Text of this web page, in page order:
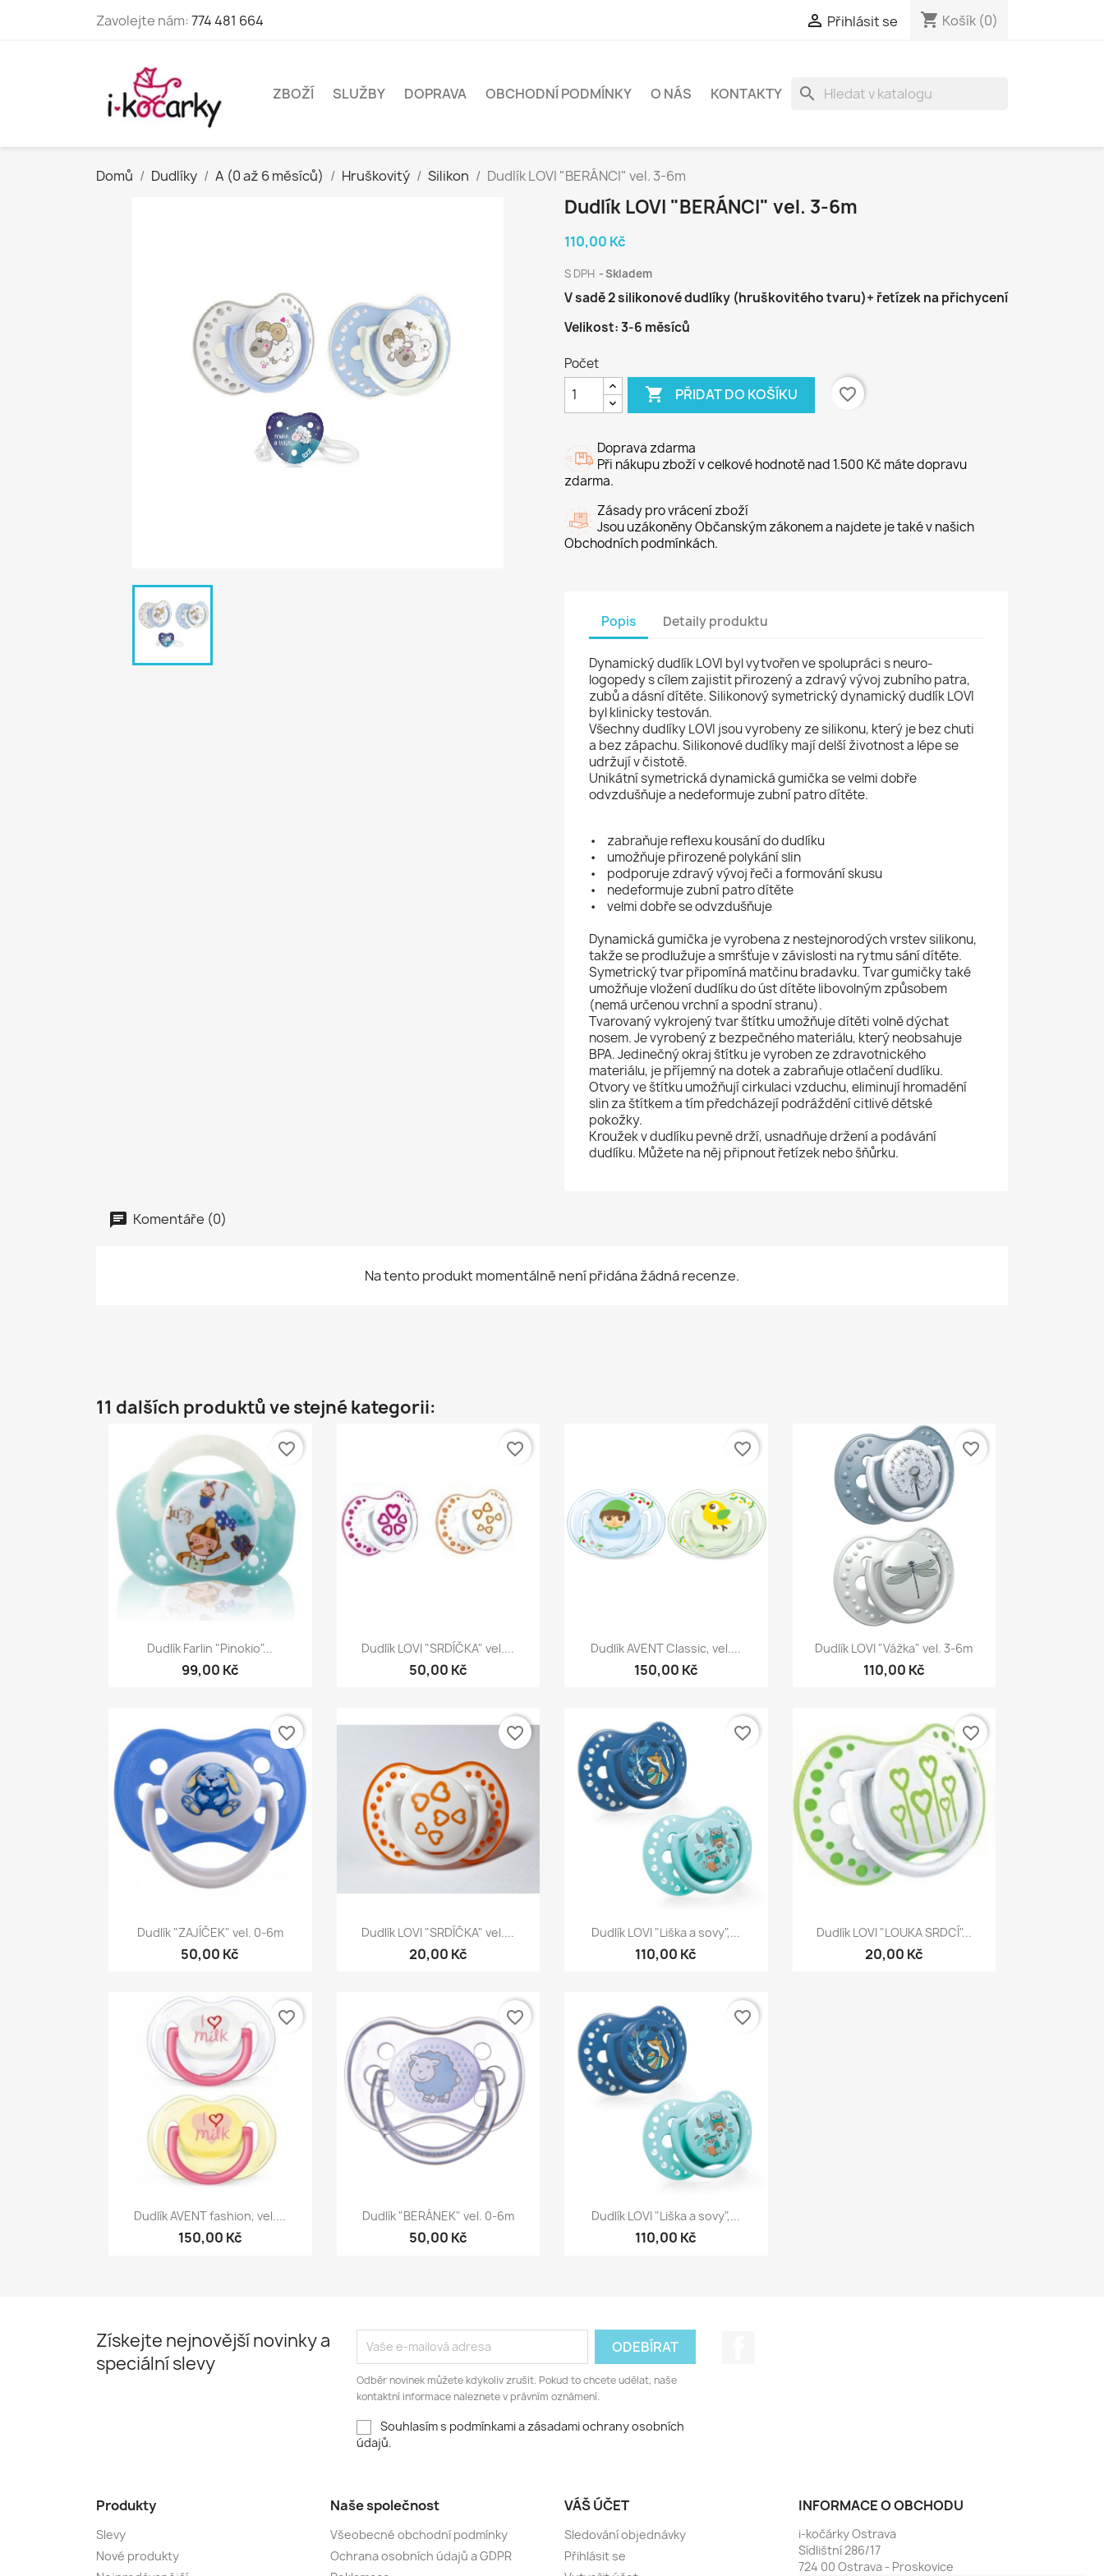
Zavolejte nám:774 481 664  Přihlásit se shopping_cart Košík (0)
ZBOŽÍ SLUŽBY DOPRAVA OBCHODNÍ PODMÍNKY O NÁS KONTAKTY search
Domů Dudlíky A (0 až 6 měsíců) Hruškovitý Silikon Dudlík LOVI "BERÁNCI" vel. 3-6m
Dudlík LOVI "BERÁNCI" vel. 3-6m
110,00 Kč
S DPH Skladem
V sadě 2 silikonové dudlíky (hruškovitého tvaru)+ řetízek na přichycení
Velikost: 3-6 měsíců
Počet
 PŘIDAT DO KOŠÍKU favorite_border
Doprava zdarma
Při nákupu zboží v celkové hodnotě nad 1.500 Kč máte dopravu
zdarma.
Zásady pro vrácení zboží
Jsou uzákoněny Občanským zákonem a najdete je také v našich
Obchodních podmínkách.
Popis Detaily produktu
Dynamický dudlík LOVI byl vytvořen ve spolupráci s neuro-
logopedy s cílem zajistit přirozený a zdravý vývoj zubního patra,
zubů a dásní dítěte. Silikonový symetrický dynamický dudlík LOVI
byl klinicky testován.
Všechny dudlíky LOVI jsou vyrobeny ze silikonu, který je bez chuti
a bez zápachu. Silikonové dudlíky mají delší životnost a lépe se
udržují v čistotě.
Unikátní symetrická dynamická gumička se velmi dobře
odvzdušňuje a nedeformuje zubní patro dítěte.
• zabraňuje reflexu kousání do dudlíku
• umožňuje přirozené polykání slin
• podporuje zdravý vývoj řeči a formování skusu
• nedeformuje zubní patro dítěte
• velmi dobře se odvzdušňuje
Dynamická gumička je vyrobena z nestejnorodých vrstev silikonu,
takže se prodlužuje a smršťuje v závislosti na rytmu sání dítěte.
Symetrický tvar připomíná matčinu bradavku. Tvar gumičky také
umožňuje vložení dudlíku do úst dítěte libovolným způsobem
(nemá určenou vrchní a spodní stranu).
Tvarovaný vykrojený tvar štítku umožňuje dítěti volně dýchat
nosem. Je vyrobený z bezpečného materiálu, který neobsahuje
BPA. Jedinečný okraj štítku je vyroben ze zdravotnického
materiálu, je příjemný na dotek a zabraňuje otlačení dudlíku.
Otvory ve štítku umožňují cirkulaci vzduchu, eliminují hromadění
slin za štítkem a tím předcházejí podráždění citlivé dětské
pokožky.
Kroužek v dudlíku pevně drží, usnadňuje držení a podávání
dudlíku. Můžete na něj připnout řetízek nebo šňůrku.
Komentáře (0)
Na tento produkt momentálně není přidána žádná recenze.
11 dalších produktů ve stejné kategorii:
Rychlý náhled
Dudlík Farlin "Pinokio"...
99,00 Kč
favorite_border
Rychlý náhled
Dudlík LOVI "SRDÍČKA" vel....
50,00 Kč
favorite_border
Rychlý náhled
Dudlík AVENT Classic, vel....
150,00 Kč
favorite_border
Rychlý náhled
Dudlík LOVI "Vážka" vel. 3-6m
110,00 Kč
favorite_border
Rychlý náhled
Dudlík "ZAJÍČEK" vel. 0-6m
50,00 Kč
favorite_border
Rychlý náhled
Dudlík LOVI "SRDÍČKA" vel....
20,00 Kč
favorite_border
Rychlý náhled
Dudlík LOVI "Liška a sovy",...
110,00 Kč
favorite_border
Rychlý náhled
Dudlík LOVI "LOUKA SRDCÍ"...
20,00 Kč
favorite_border
Rychlý náhled
Dudlík AVENT fashion, vel....
150,00 Kč
favorite_border
Rychlý náhled
Dudlík "BERÁNEK" vel. 0-6m
50,00 Kč
favorite_border
Rychlý náhled
Dudlík LOVI "Liška a sovy",...
110,00 Kč
favorite_border
Získejte nejnovější novinky a
speciální slevy
Odběr novinek můžete kdykoliv zrušit. Pokud to chcete udělat, naše
kontaktní informace naleznete v právním oznámení.
Souhlasím s podmínkami a zásadami ochrany osobních
údajů.
Produkty
Slevy
Nové produkty
Naše společnost
Všeobecné obchodní podmínky
Ochrana osobních údajů a GDPR
VÁŠ ÚČET
Sledování objednávky
Přihlásit se
INFORMACE O OBCHODU
i-kočárky Ostrava
Sídlištní 286/17
724 00 Ostrava - Proskovice